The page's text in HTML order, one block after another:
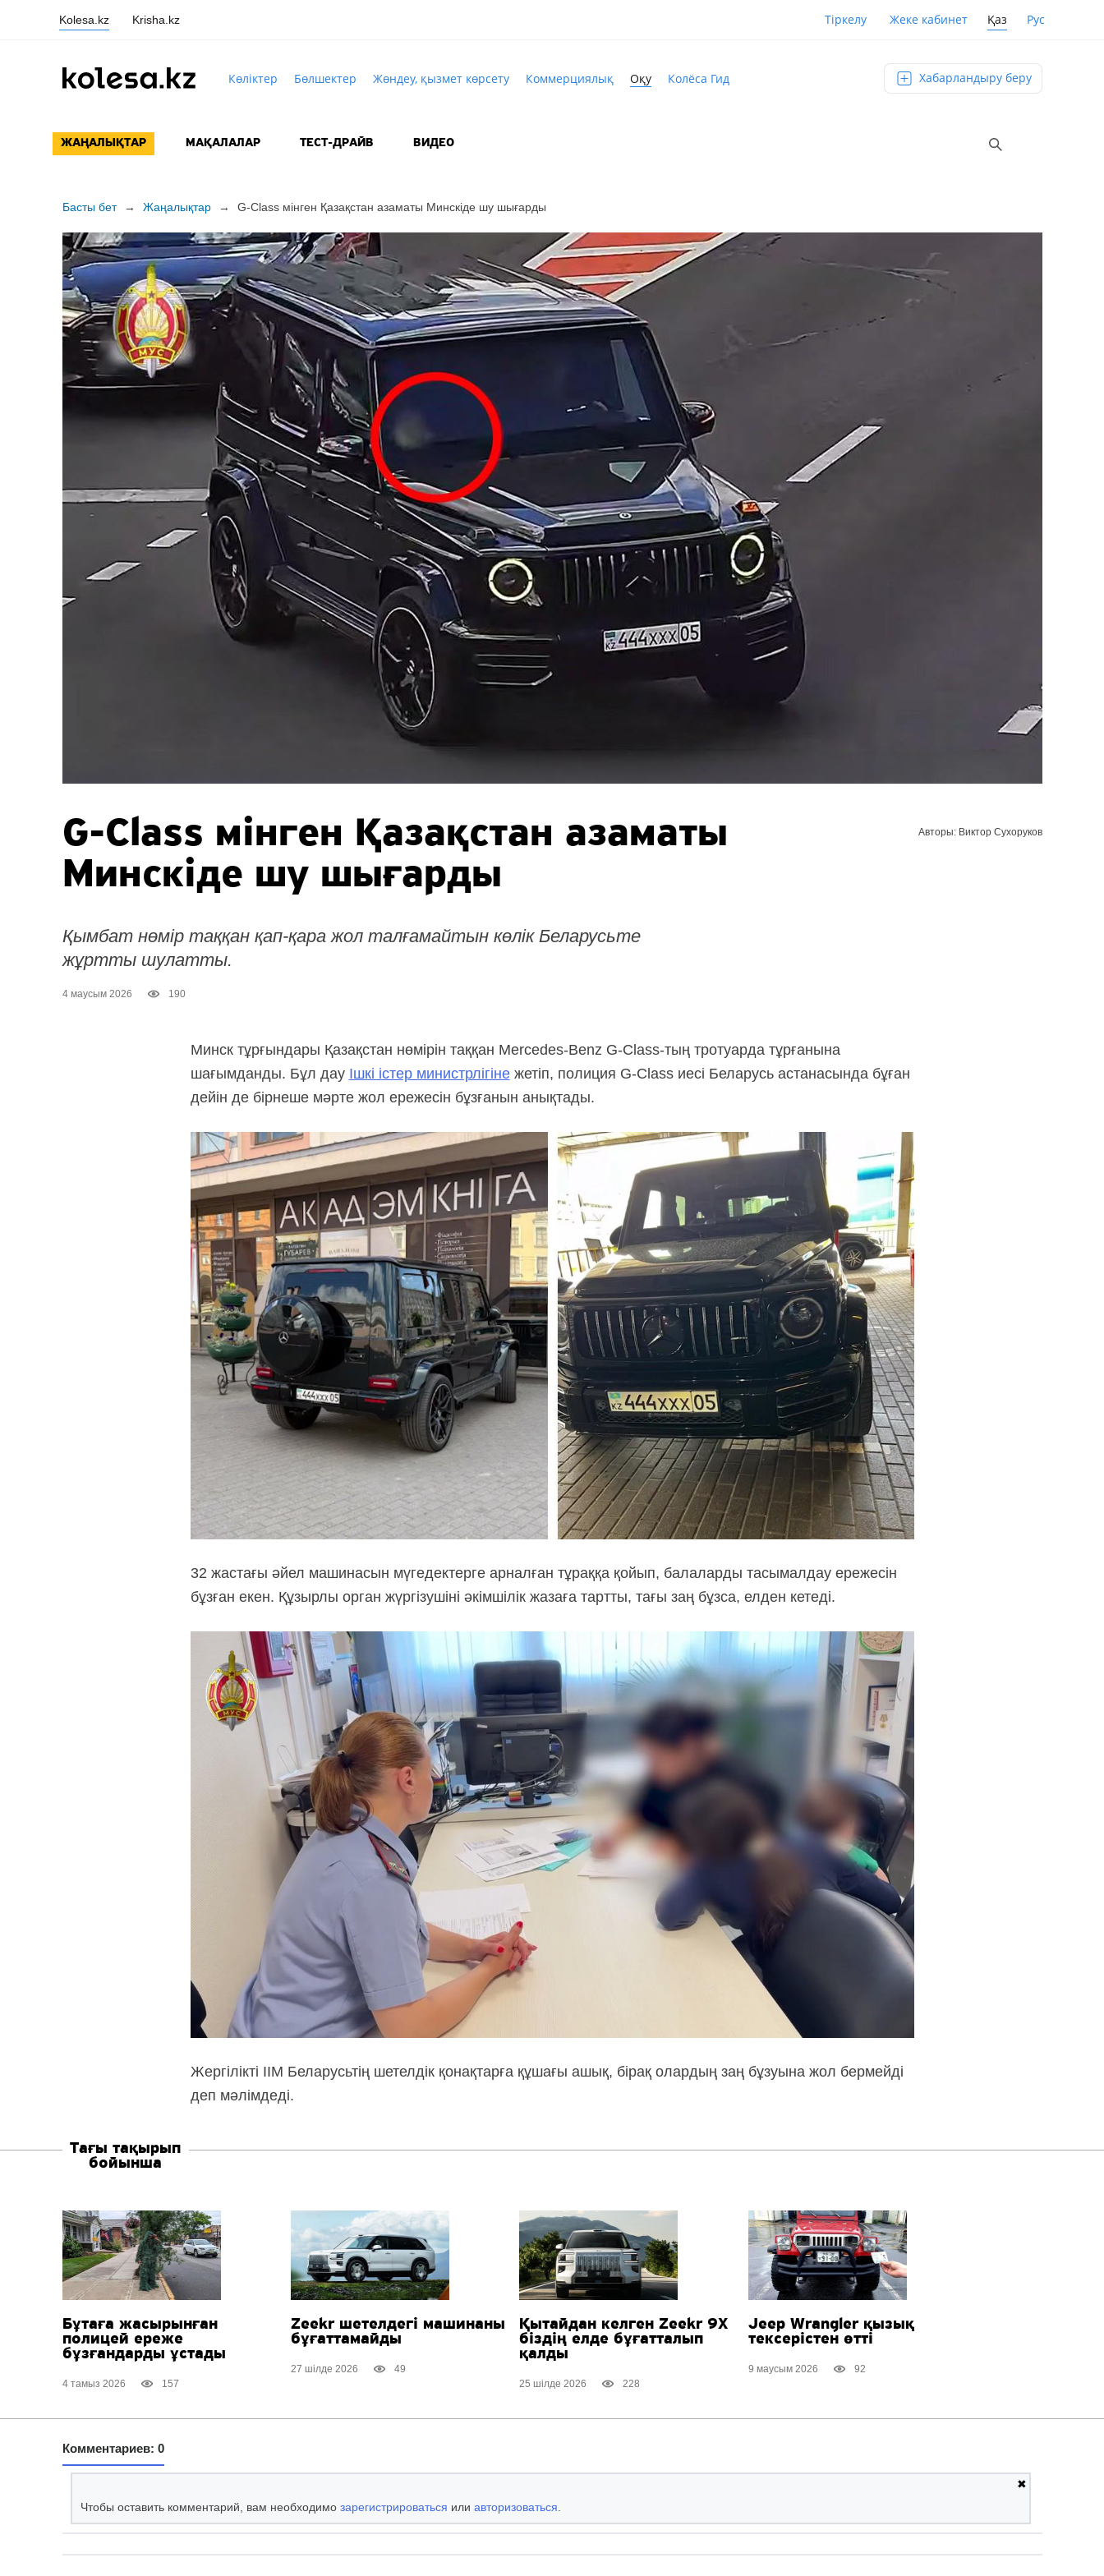
Kolesa.kz Krisha.kz Тіркелу Жеке кабинет Қаз Рус
Көліктер Бөлшектер Жөндеу, қызмет көрсету Коммерциялық Оқу Колёса Гид Хабарландыру беру
ЖАҢАЛЫҚТАР МАҚАЛАЛАР ТЕСТ-ДРАЙВ ВИДЕО
Басты бет → Жаңалықтар → G-Class мінген Қазақстан азаматы Минскіде шу шығарды
G-Class мінген Қазақстан азаматы
Минскіде шу шығарды
Қымбат нөмір таққан қап-қаражол талғамайтын көлік Беларусьте
жұртты шулатты.
4 маусым 2026 190
Авторы: Виктор Сухоруков
Минск тұрғындары Қазақстан нөмірін таққан Mercedes-Benz G-Class-тыңтротуарда тұрғанына
шағымданды. Бұл дау Ішкі істер министрлігінежетіп, полиция G-Classиесі Беларусь астанасында бұған
дейін де бірнеше мәрте жол ережесін бұзғанын анықтады.
32 жастағы әйел машинасын мүгедектерге арналған тұраққа қойып, балаларды тасымалдау ережесін
бұзған екен. Құзырлы орган жүргізушіні әкімшілік жазаға тартты, тағы заң бұзса, елден кетеді.
Жергілікті ІІМ Беларусьтің шетелдік қонақтарға құшағы ашық, бірақ олардың заң бұзуына жол бермейді
деп мәлімдеді.
Тағы тақырып
бойынша
Бұтаға жасырынған
полицей ереже
бұзғандарды ұстады
4 тамыз 2026 157
Zeekr шетелдегі машинаны
бұғаттамайды
27 шілде 2026 49
Қытайдан келген Zeekr 9X
біздің елде бұғатталып
қалды
25 шілде 2026 228
Jeep Wrangler қызық
тексерістен өтті
9 маусым 2026 92
Комментариев: 0
✖
Чтобы оставить комментарий, вам необходимо зарегистрироваться или авторизоваться.